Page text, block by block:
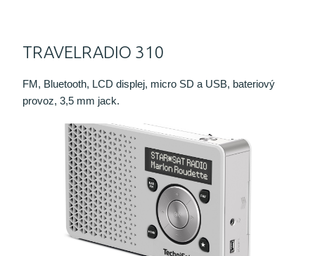
TRAVELRADIO 310
FM, Bluetooth, LCD displej, micro SD a USB, bateriový
provoz, 3,5 mm jack.